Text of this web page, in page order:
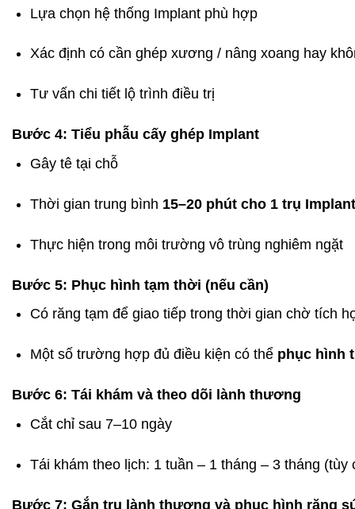
Lựa chọn hệ thống Implant phù hợp
Xác định có cần ghép xương / nâng xoang hay
Tư vấn chi tiết lộ trình điều trị
Bước 4: Tiểu phẫu cấy ghép Implant
Gây tê tại chỗ
Thời gian trung bình 15–20 phút cho 1 trụ Implant
Thực hiện trong môi trường vô trùng nghiêm ngặt
Bước 5: Phục hình tạm thời (nếu cần)
Có răng tạm để giao tiếp trong thời gian chờ tích
Một số trường hợp đủ điều kiện có thể phục hình
Bước 6: Tái khám và theo dõi lành thương
Cắt chỉ sau 7–10 ngày
Tái khám theo lịch: 1 tuần – 1 tháng – 3 tháng (tùy
Bước 7: Gắn trụ lành thương và phục hình răng